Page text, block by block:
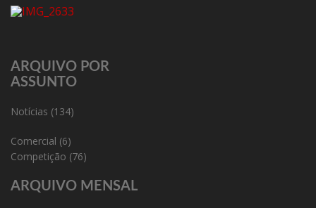
ARQUIVO POR
ASSUNTO
Notícias (134)
Comercial (6)
Competição (76)
ARQUIVO MENSAL